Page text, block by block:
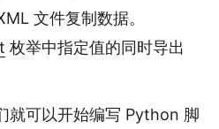
文件复制数据。
枚举中指定值的同时导出
就可以开始编写 Python 脚